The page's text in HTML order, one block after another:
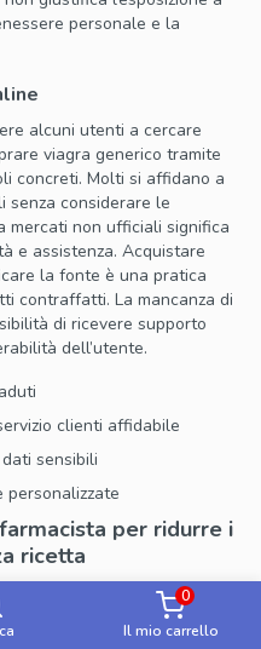
Il mio carrello
0
personale e la
alcuni utenti a cercare
viagra generico tramite
concreti. Molti si affidano a
senza considerare le
mercati non ufficiali significa
e assistenza. Acquistare
la fonte è una pratica
contraffatti. La mancanza di
di ricevere supporto
dell’utente.
clienti affidabile
sensibili
personalizzate
per ridurre i
ricetta
implica il coinvolgimento
il proprio medico consente